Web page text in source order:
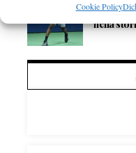
Cookie Policy
Monfils
nella